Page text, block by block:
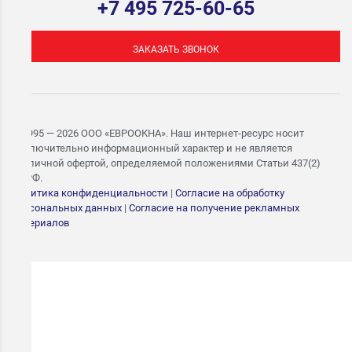
+7 495 725-60-65
ЗАКАЗАТЬ ЗВОНОК
© 1995 — 2026 ООО «ЕВРООКНА». Наш интернет-ресурс носит
исключительно информационный характер и не является
публичной офертой, определяемой положениями Статьи 437(2)
ГК РФ.
Политика конфиденциальности | Согласие на обработку
персональных данных | Согласие на получение рекламных
материалов
ЗАПИШИТЕСЬ НА